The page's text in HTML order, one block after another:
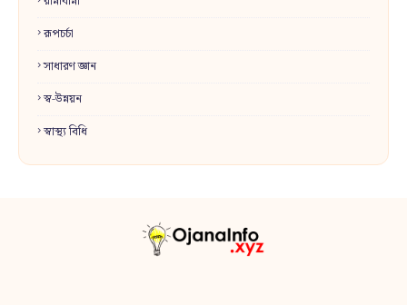
রূপচর্চা
সাধারণ জ্ঞান
স্ব-উন্নয়ন
স্বাস্থ্য বিধি